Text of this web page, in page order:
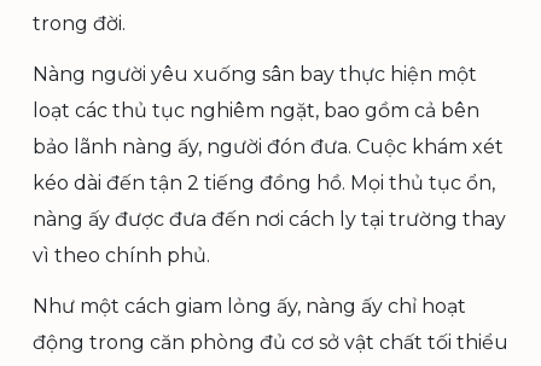
trong đời.
Nàng người yêu xuống sân bay thực hiện một
loạt các thủ tục nghiêm ngặt, bao gồm cả bên
bảo lãnh nàng ấy, người đón đưa. Cuộc khám xét
kéo dài đến tận 2 tiếng đồng hồ. Mọi thủ tục ổn,
nàng ấy được đưa đến nơi cách ly tại trường thay
vì theo chính phủ.
Như một cách giam lỏng ấy, nàng ấy chỉ hoạt
động trong căn phòng đủ cơ sở vật chất tối thiểu